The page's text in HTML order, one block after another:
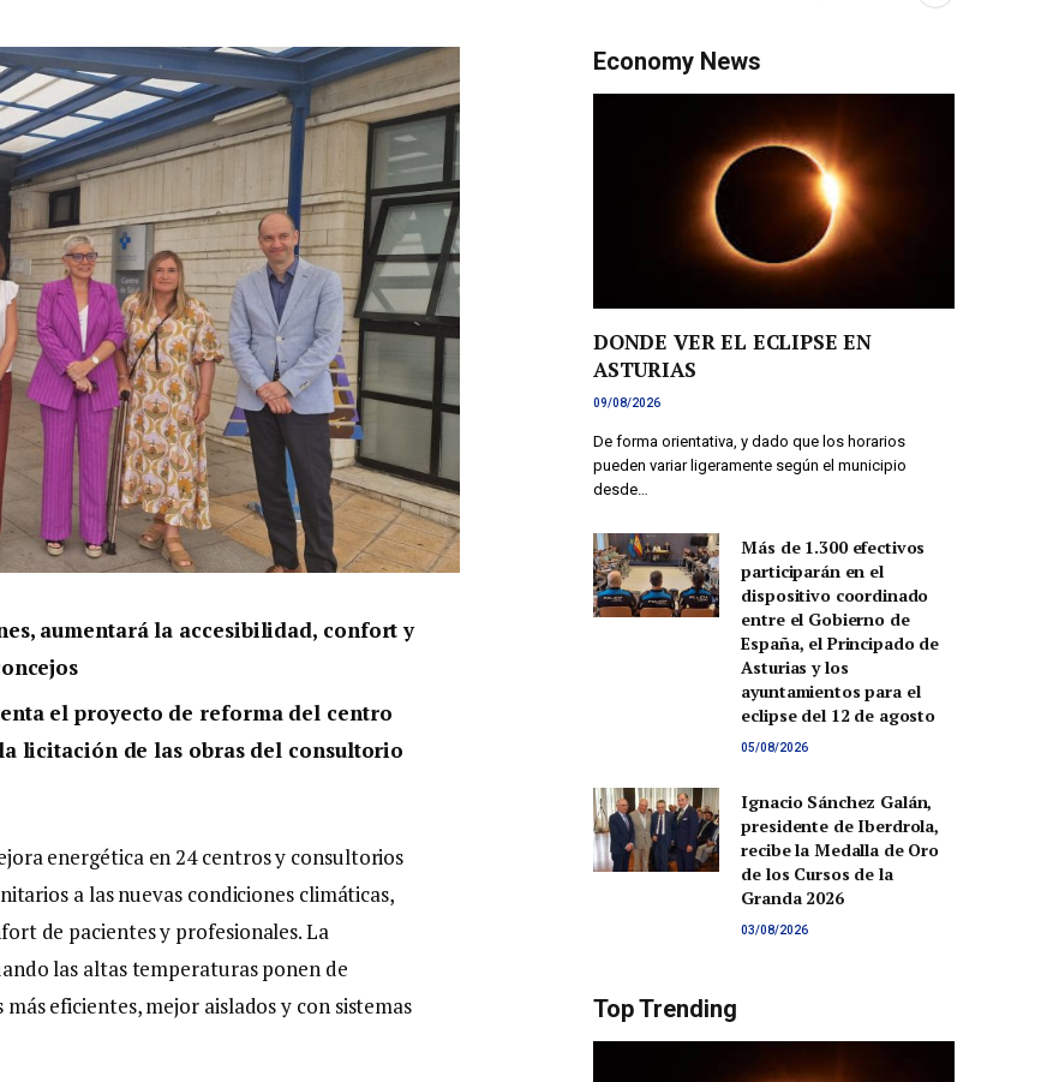
aumentará la accesibilidad, confort y
el proyecto de reforma del centro
licitación de las obras del consultorio
energética en 24 centros y consultorios
a las nuevas condiciones climáticas,
de pacientes y profesionales. La
las altas temperaturas ponen de
eficientes, mejor aislados y con sistemas
Economy News
DONDE VER EL ECLIPSE EN
ASTURIAS
09/08/2026
De forma orientativa, y dado que los horarios
pueden variar ligeramente según el municipio
desde…
Más de 1.300 efectivos
participarán en el
dispositivo coordinado
entre el Gobierno de
España, el Principado de
Asturias y los
ayuntamientos para el
eclipse del 12 de agosto
05/08/2026
Ignacio Sánchez Galán,
presidente de Iberdrola,
recibe la Medalla de Oro
de los Cursos de la
Granda 2026
03/08/2026
Top Trending